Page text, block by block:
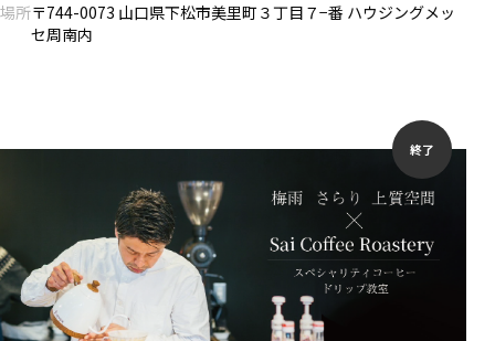
場所〒744-0073 山口県下松市美里町３丁目７−番 ハウジングメッ
セ周南内
終了